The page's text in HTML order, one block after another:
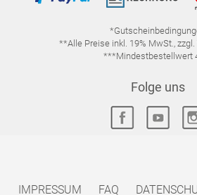
**Alle Preise inkl. 19% MwSt.,
***Mindestbestellwert
Folge uns
IMPRESSUM FAQ